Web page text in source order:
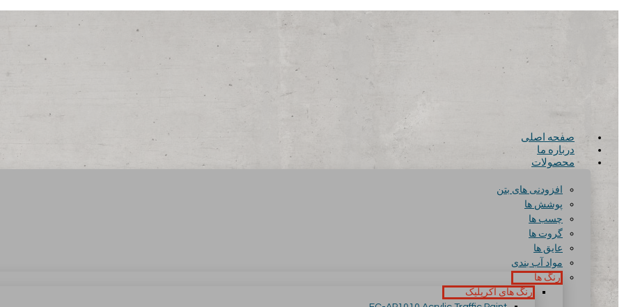
صفحه اصلی
درباره ما
محصولات
افزودنی های بتن
پوشش ها
چسب ها
گروت ها
عایق ها
مواد آب بندی
رنگ ها
رنگ های آکریلیک